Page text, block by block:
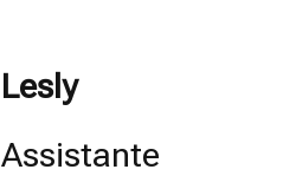
Lesly
Assistante